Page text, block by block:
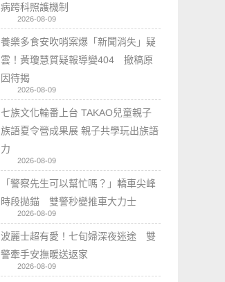
病跨科照護機制
2026-08-09
養樂多食安吹哨案爆「新聞消失」疑
雲！黃瓊慧質疑報導變404 撤稿原
因待揭
2026-08-09
七族文化輪番上台 TAKAO兒童親子
族語夏令營成果展 親子共學玩出族語
力
2026-08-09
「警察先生可以幫忙嗎？」轎車尖峰
時段拋錨 雙警秒變推車大力士
2026-08-09
波麗士超有愛！七旬婦深夜迷途 雙
警牽手安撫暖送返家
2026-08-09